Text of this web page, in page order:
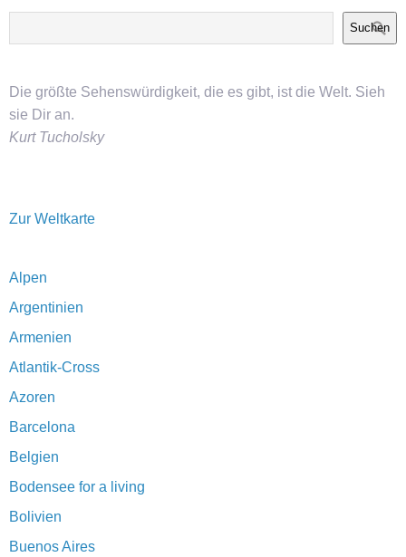
Suchen
Die größte Sehenswürdigkeit, die es gibt, ist die Welt. Sieh
sie Dir an.
Kurt Tucholsky
Zur Weltkarte
Alpen
Argentinien
Armenien
Atlantik-Cross
Azoren
Barcelona
Belgien
Bodensee for a living
Bolivien
Buenos Aires